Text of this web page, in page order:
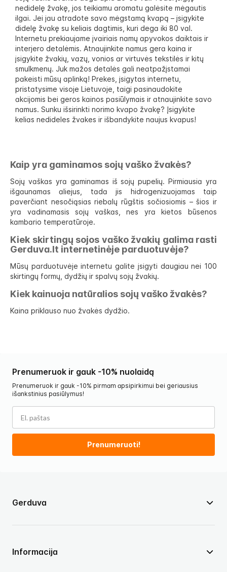
nedidelę žvakę, jos teikiamu aromatu galėsite mėgautis
ilgai. Jei jau atradote savo mėgstamą kvapą – įsigykite
didelę žvakę su keliais dagtimis, kuri dega iki 80 val.
Internetu prekiaujame įvairiais namų apyvokos daiktais ir
interjero detalėmis. Atnaujinkite namus gera kaina ir
įsigykite žvakių, vazų, vonios ar virtuvės tekstilės ir kitų
smulkmenų. Juk mažos detalės gali neatpažįstamai
pakeisti mūsų aplinką! Prekes, įsigytas internetu,
pristatysime visoje Lietuvoje, taigi pasinaudokite
akcijomis bei geros kainos pasiūlymais ir atnaujinkite savo
namus. Sunku išsirinkti norimo kvapo žvakę? Įsigykite
kelias nedideles žvakes ir išbandykite naujus kvapus!
Kaip yra gaminamos sojų vaško žvakės?
Sojų vaškas yra gaminamas iš sojų pupelių. Pirmiausia yra
išgaunamas aliejus, tada jis hidrogenizuojamas taip
paverčiant nesočiąsias riebalų rūgštis sočiosiomis – šios ir
yra vadinamasis sojų vaškas, nes yra kietos būsenos
kambario temperatūroje.
Kiek skirtingų sojos vaško žvakių galima rasti
Gerduva.lt internetinėje parduotuvėje?
Mūsų parduotuvėje internetu galite įsigyti daugiau nei 100
skirtingų formų, dydžių ir spalvų sojų žvakių.
Kiek kainuoja natūralios sojų vaško žvakės?
Kaina priklauso nuo žvakės dydžio.
Gerduva
Informacija
Prenumeruok ir gauk -10% nuolaidą
Prenumeruok ir gauk -10% pirmam apsipirkimui bei geriausius
išankstinius pasiūlymus!
Prenumeruoti!